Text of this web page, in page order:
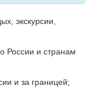
экскурсии,
России и странам
и за границей;